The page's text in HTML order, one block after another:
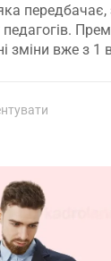
зміни вже з 1